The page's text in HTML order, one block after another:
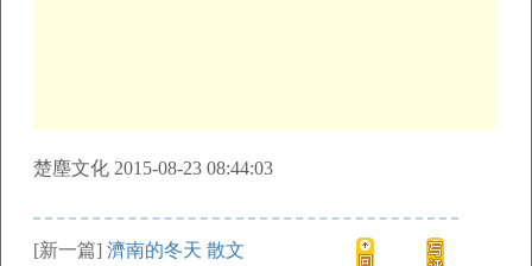
楚塵文化 2015-08-23 08:44:03
[新一篇] 濟南的冬天 散文